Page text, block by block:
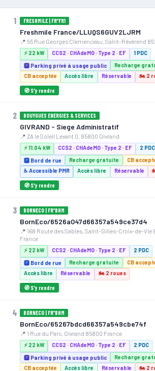
1 FRESHMILE | FR*FR1
Freshmile France/LLUQS6GUV2LJRM
📍 55 Rue Georges Clemenceau, Saint-Révérend
⚡ 22 kW CCS2 · CHAdeMO · Type 2 · EF
1 PDC
🅿️ Parking privé à usage public
Recharge
CB acceptée
Accès libre Réservable 🏍️ 2
🧭 S'y rendre
2 BOUYGUES ENERGIES & SERVICES
GIVRAND - Siege Administratif
📍 ZA le Soleil Levant 0, 85800 Givrand
⚡ 11.04 kW CCS2 · CHAdeMO · Type 2 · EF
2 PDC
🅿️ Bord de rue
Recharge gratuite
CB
♿ Accessible PMR
Accès libre Réservable
🧭 S'y rendre
3 BORNECO | FR*BHM
BornEco/6526a047d66357a549ce37d4
📍 168 Route des Sables, Saint-Gilles-Croix-de-Vie
France
⚡ 22 kW CCS2 · CHAdeMO · Type 2 · EF
2 PDC
🅿️ Bord de rue
Recharge gratuite
CB
Accès libre
Réservable 🏍️ 2 roues
🧭 S'y rendre
4 BORNECO | FR*BHM
BornEco/65267bdcd66357a549cbe74f
📍 1 Rue du Parc, Givrand 85800 France
⚡ 22 kW CCS2 · CHAdeMO · Type 2 · EF
2 PDC
🅿️ Parking privé à usage public
Recharge
CB acceptée
Accès libre Réservable 🏍️ 2